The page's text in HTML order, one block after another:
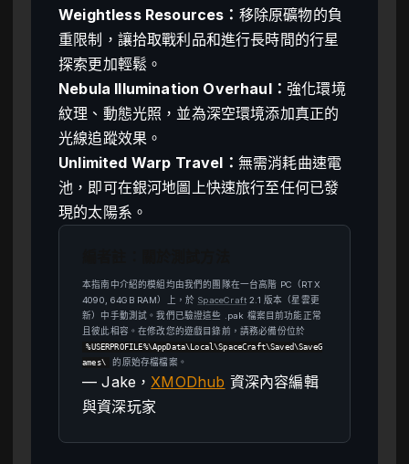
Weightless Resources： 移除原礦物的負
重限制，讓拾取戰利品和進行長時間的行星
探索更加輕鬆。
Nebula Illumination Overhaul：強化環境
紋理、動態光照，並為深空環境添加真正的
光線追蹤效果。
Unlimited Warp Travel： 無需消耗曲速電
池，即可在銀河地圖上快速旅行至任何已發
現的太陽系。
本指南中介紹的模組均由我們的團隊在一台高階 PC（RTX
4090, 64GB RAM）上，於 SpaceCraft 2.1 版本（星雲更
新）中手動測試。我們已驗證這些 .pak 檔案目前功能正常
且彼此相容。在修改您的遊戲目錄前，請務必備份位於
%USERPROFILE%\AppData\Local\SpaceCraft\Saved\SaveG
ames\
的原始存檔檔案。
— Jake， XMODhub 資深內容編輯
與資深玩家